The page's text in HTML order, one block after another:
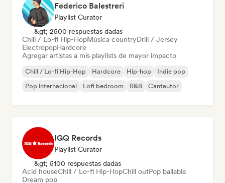
Federico Balestreri
Playlist Curator
&gt; 2500 respuestas dadas
Chill / Lo-fi Hip-HopMúsica countryDrill / Jersey
ElectropopHardcore
Agregar artistas a mis playlists de mayor impacto
Chill / Lo-fi Hip-Hop Hardcore Hip-hop
Indie pop
Pop internacional
Lofi bedroom R&B Cantautor
IGQ Records
Playlist Curator
&gt; 5100 respuestas dadas
Acid houseChill / Lo-fi Hip-HopChill outPop bailable
Dream pop